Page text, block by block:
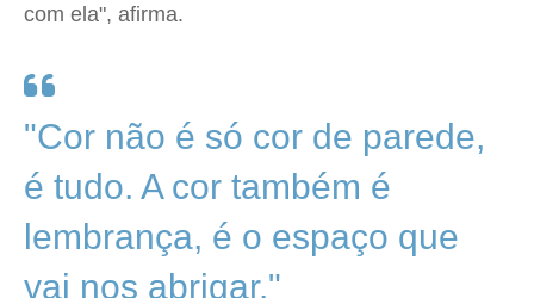
com ela", afirma.
"Cor não é só cor de parede,
é tudo. A cor também é
lembrança, é o espaço que
vai nos abrigar."